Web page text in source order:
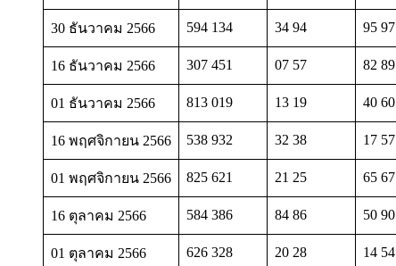
30 ธันวาคม 2566 594 134 34 94 95 97
16 ธันวาคม 2566 307 451 07 57 82 89
01 ธันวาคม 2566 813 019 13 19 40 60
16 พฤศจิกายน 2566 538 932 32 38 17 57
01 พฤศจิกายน 2566 825 621 21 25 65 67
16 ตุลาคม 2566 584 386 84 86 50 90
01 ตุลาคม 2566 626 328 20 28 14 54